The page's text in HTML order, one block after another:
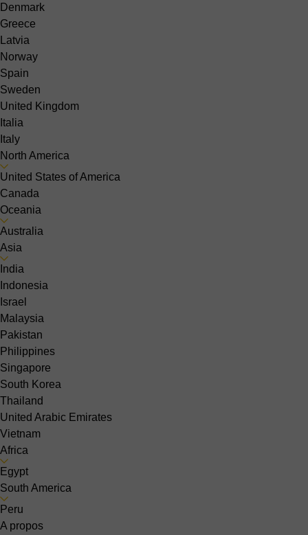
Denmark
Greece
Latvia
Norway
Spain
Sweden
United Kingdom
Italia
Italy
North America
United States of America
Canada
Oceania
Australia
Asia
India
Indonesia
Israel
Malaysia
Pakistan
Philippines
Singapore
South Korea
Thailand
United Arabic Emirates
Vietnam
Africa
Egypt
South America
Peru
A propos